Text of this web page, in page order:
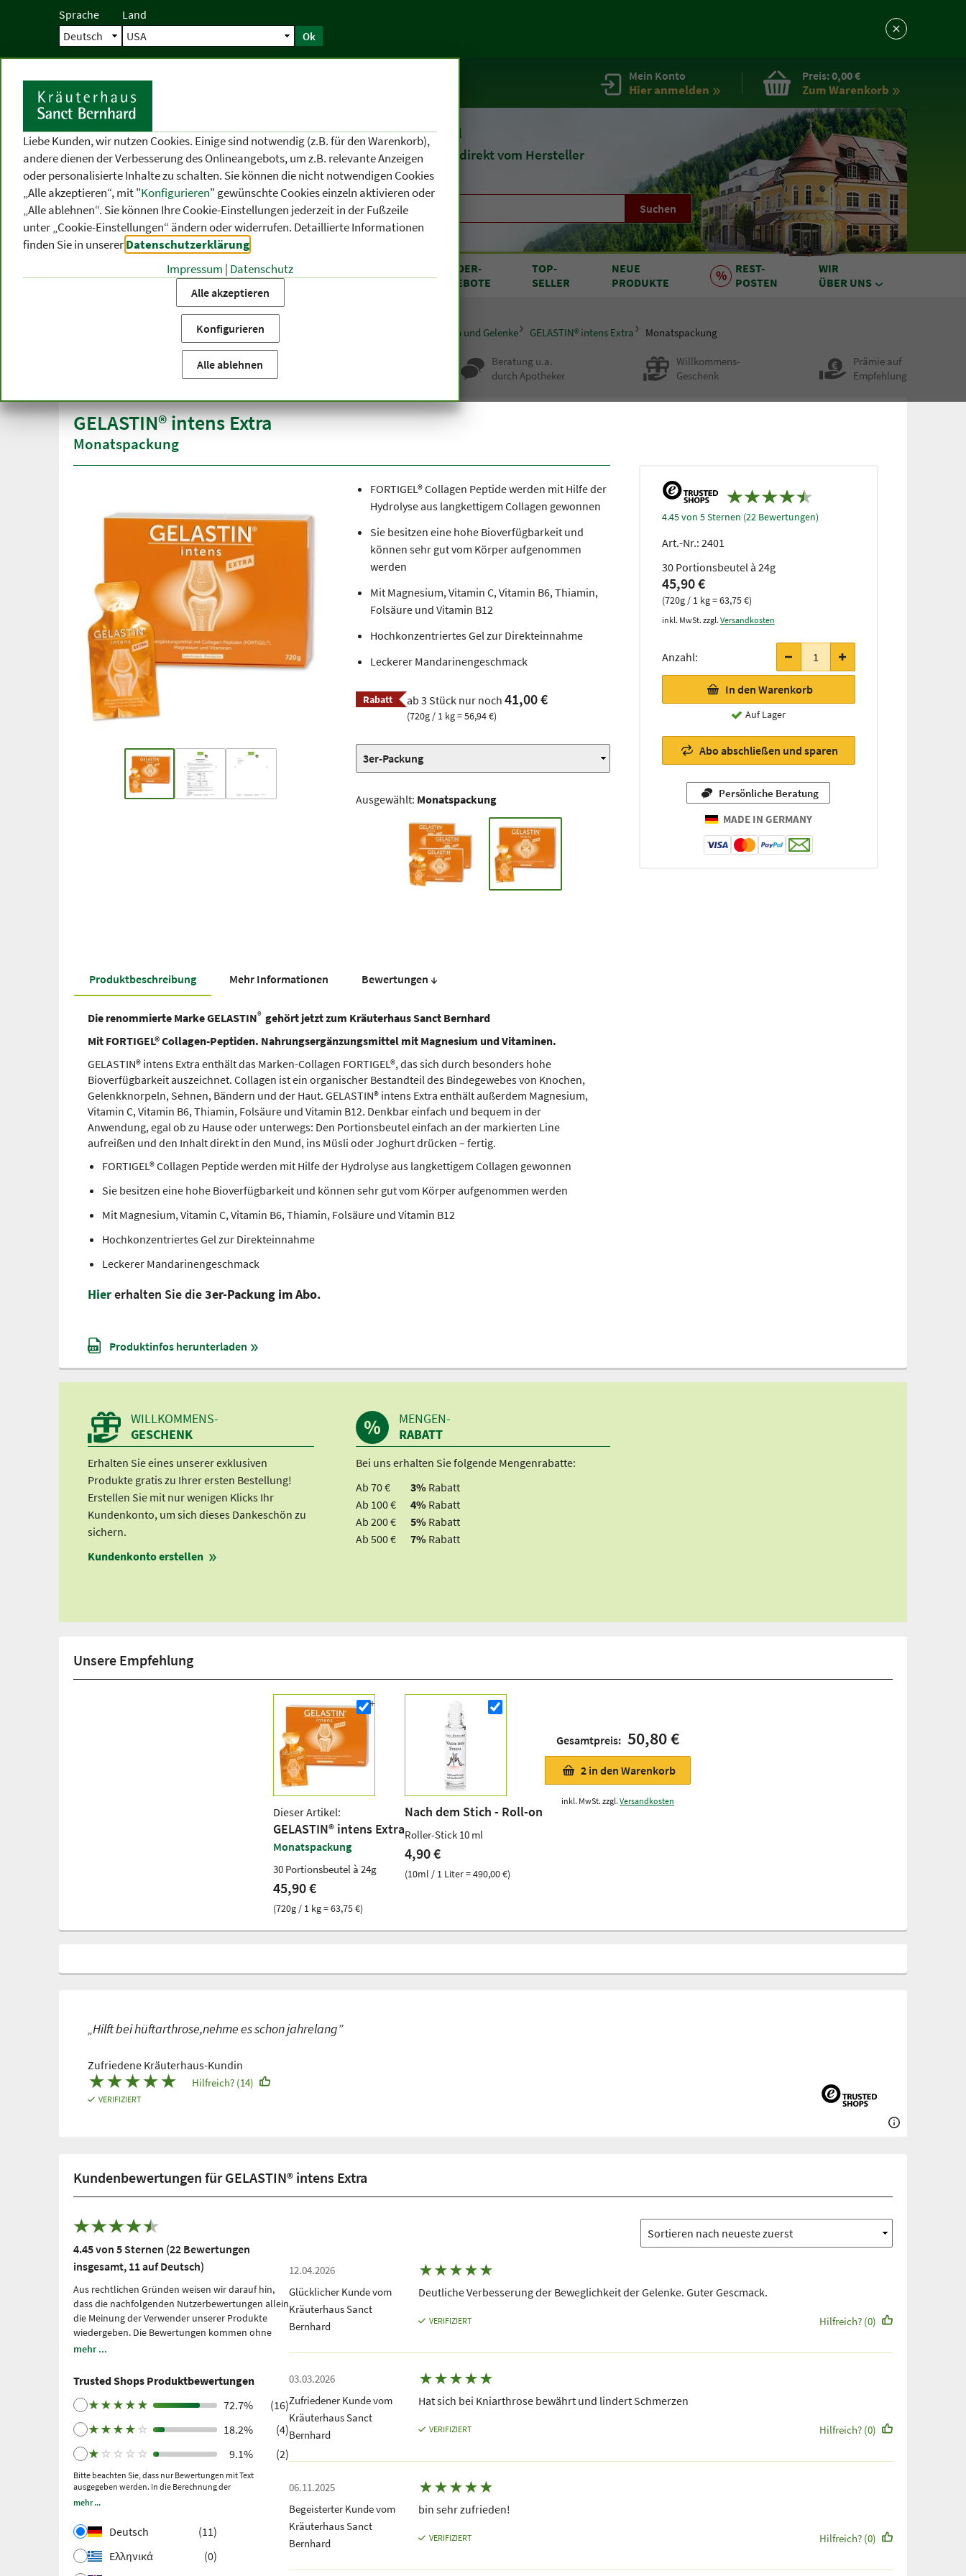
Sprache Land
Ok
Startseite Mein Konto
Hier anmelden
Preis:0,00 €
Zum Warenkorb
Seit 1903Naturheilmittel
undKosmetik direkt vom Hersteller
Suchen
KATEGORIEN
THEMEN-
BEREICHE
VON A BIS Z
SONDER-
ANGEBOTE
TOP-
SELLER
NEUE
PRODUKTE
REST-
POSTEN
WIR
ÜBER UNS
Startseite Produktkategorien Knochen und Gelenke GELASTIN® intens Extra
Monatspackung
Beratung u.a.
durch Apotheker
Willkommens-
Geschenk
Prämie auf
Empfehlung
GELASTIN® intens Extra
Monatspackung
4.45 von 5 Sternen (22 Bewertungen)
Art.-Nr.: 2401
30 Portionsbeutel à 24g
45,90 €
(720g / 1 kg = 63,75 €)
noch
41,00 €
(720g / 1
inkl. MwSt. zzgl. Versandkosten
Anzahl:
In den Warenkorb
Auf Lager
Abo abschließen und sparen
Persönliche Beratung
FORTIGEL® Collagen Peptide werden mit Hilfe der
Hydrolyse aus langkettigem Collagen gewonnen
Sie besitzen eine hohe Bioverfügbarkeit und
können sehr gut vom Körper aufgenommen
werden
Mit Magnesium, Vitamin C, Vitamin B6, Thiamin,
Folsäure und Vitamin B12
Hochkonzentriertes Gel zur Direkteinnahme
Leckerer Mandarinengeschmack
Rabatt ab 3 Stück nur noch41,00 €
(720g / 1 kg = 56,94 €)
Ausgewählt: Monatspackung
Produkt­beschreibung Mehr Informationen Bewer­tungen ↓
Die renommierte Marke GELASTIN® gehört jetzt zum Kräuterhaus Sanct Bernhard
Mit FORTIGEL® Collagen-Peptiden. Nahrungsergänzungsmittel mit Magnesium und Vitaminen.
GELASTIN® intens Extra enthält das Marken-Collagen FORTIGEL®, das sich durch besonders hohe
Bioverfügbarkeit auszeichnet. Collagen ist ein organischer Bestandteil des Bindegewebes von Knochen,
Gelenkknorpeln, Sehnen, Bändern und der Haut. GELASTIN® intens Extra enthält außerdem Magnesium,
Vitamin C, Vitamin B6, Thiamin, Folsäure und Vitamin B12. Denkbar einfach und bequem in der
Anwendung, egal ob zu Hause oder unterwegs: Den Portionsbeutel einfach an der markierten Line
aufreißen und den Inhalt direkt in den Mund, ins Müsli oder Joghurt drücken – fertig.
FORTIGEL® Collagen Peptide werden mit Hilfe der Hydrolyse aus langkettigem Collagen gewonnen
Sie besitzen eine hohe Bioverfügbarkeit und können sehr gut vom Körper aufgenommen werden
Mit Magnesium, Vitamin C, Vitamin B6, Thiamin, Folsäure und Vitamin B12
Hochkonzentriertes Gel zur Direkteinnahme
Leckerer Mandarinengeschmack
Hiererhalten Sie die3er-Packung im Abo.
Produktinfos herunterladen
Unsere Empfehlung
Dieser Artikel:
GELASTIN® intens Extra
Monatspackung
30 Portionsbeutel à 24g
45,90 €
(720g / 1 kg = 63,75 €)
Nach dem Stich - Roll-on
Roller-Stick 10 ml
4,90 €
(10ml / 1 Liter = 490,00 €)
Gesamtpreis: 50,80 €
2 in den Warenkorb
inkl. MwSt. zzgl. Versandkosten
„Hilft bei hüftarthrose,nehme es schon jahrelang”
Zufriedene Kräuterhaus-Kundin
★★★★★
VERIFIZIERT
Hilfreich? (14)
Kundenbewertungen für GELASTIN® intens Extra
4.45 von 5 Sternen (22 Bewertungen
insgesamt, 11 auf Deutsch)
Aus rechtlichen Gründen weisen wir darauf hin,
dass die nachfolgenden Nutzerbewertungen allein
die Meinung der Verwender unserer Produkte
wiedergeben. Die Bewertungen kommen ohne
unsere Einflussnahme zustande, wir geben sie
sie uns zu eigen zu machen. Bitte beachten Sie: Es
handelt sich um persönliche, individuelle
Erfahrungen, welche nicht durch Studien belegt
Dienstleister seit 2021 für die Einholung von
Bewertungen. Trusted Shops hat Maßnahmen
getroffen, um sicherzustellen, dass es sich um
echte Bewertungen handelt.Mehr Informationen
Ältere Bewertungen wurden über Trustpilot nach
einem getätigten Kauf und anschließender
mehr ...
Trusted Shops Produktbewertungen
★ ★ ★ ★ ★ 72.7%
(16)
★ ★ ★ ★ ☆ 18.2%
(4)
★ ☆ ☆ ☆ ☆ 9.1% (2)
Bitte beachten Sie, dass nur Bewertungen mit Text
ausgegeben werden. In die Berechnung der
Gesamtbewertung fließen auch Sternebewertungen ohne
mehr ...
Deutsch
(11)
Ελληνικά
(0)
12.04.2026
Glücklicher Kunde vom
Kräuterhaus Sanct
Bernhard
★★★★★
Deutliche Verbesserung der Beweglichkeit der Gelenke. Guter Gescmack.
VERIFIZIERT Hilfreich? (0)
03.03.2026
Zufriedener Kunde vom
Kräuterhaus Sanct
Bernhard
★★★★★
Hat sich bei Kniarthrose bewährt und lindert Schmerzen
VERIFIZIERT Hilfreich? (0)
06.11.2025
Begeisterter Kunde vom
Kräuterhaus Sanct
Bernhard
★★★★★
bin sehr zufrieden!
VERIFIZIERT Hilfreich? (0)
WILLKOMMENS-
GESCHENK
Erhalten Sie eines unserer exklusiven
Produkte gratis zu Ihrer ersten Bestellung!
Erstellen Sie mit nur wenigen Klicks Ihr
Kundenkonto, um sich dieses Dankeschön zu
sichern.
Kundenkonto erstellen
MENGEN-
RABATT
Bei uns erhalten Sie folgende Mengenrabatte:
Ab 70 €
3% Rabatt
Ab 100 €
4% Rabatt
Ab 200 €
5% Rabatt
Ab 500 €
7% Rabatt
Liebe Kunden, wir nutzen Cookies. Einige sind notwendig (z.B. für den Warenkorb),
andere dienen der Verbesserung des Onlineangebots, um z.B. relevante Anzeigen
oder personalisierte Inhalte zu schalten. Sie können die nicht notwendigen Cookies
„Alle akzeptieren“, mit "Konfigurieren" gewünschte Cookies einzeln aktivieren oder
„Alle ablehnen“. Sie können Ihre Cookie-Einstellungen jederzeit in der Fußzeile
unter „Cookie-Einstellungen“ ändern oder widerrufen. Detaillierte Informationen
finden Sie in unsererDatenschutzerklärung
Impressum | Datenschutz
Alle akzeptieren
Konfigurieren
Alle ablehnen